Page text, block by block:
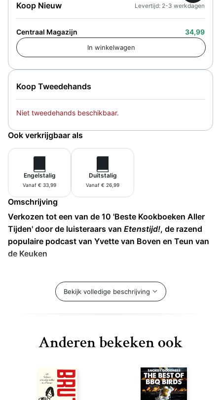
Koop Tweedehands
Niet tweedehands beschikbaar.
Koop Nieuw
Centraal Magazijn 34,99
Levertijd: 2-3 werkdagen
Ook verkrijgbaar als
Engelstalig
Vanaf € 33,99
Duitstalig
Vanaf € 26,99
Omschrijving
Verkozen tot een van de 10 'Beste Kookboeken Aller
Tijden' door de luisteraars van Etenstijd!, de razend
populaire podcast van Yvette van Boven en Teun van
de Keuken
simpelweg voortreffelijk!' - Yotam Ottolenghi
mix, of een blend. Het wordt gebruikt om zowel
de Ottolenghi-bestseller
, deelt Ixta Belfrage -
geliefd om haar onfeilbare technieken en inventieve
Bekijk volledige beschrijving
Anderen bekeken ook